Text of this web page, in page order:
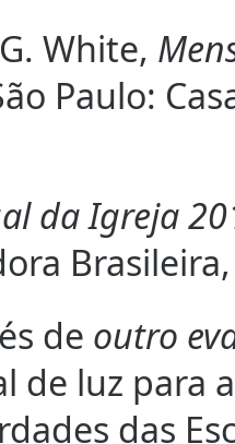
White,
Paulo:
da Igreja
de outro
de luz para
das